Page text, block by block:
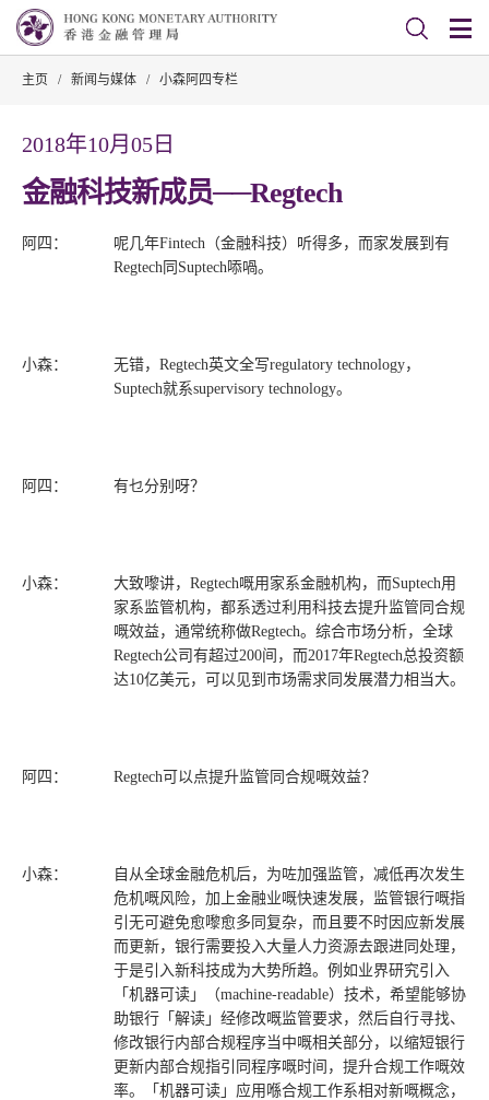
主页 / 新闻与媒体 / 小森阿四专栏
2018年10月05日
金融科技新成员──Regtech
阿四：
呢几年Fintech（金融科技）听得多，而家发展到有
Regtech同Suptech㖭喎。
小森：
无错，Regtech英文全写regulatory technology，
Suptech就系supervisory technology。
阿四： 有乜分别呀？
小森：
大致嚟讲，Regtech嘅用家系金融机构，而Suptech用
家系监管机构，都系透过利用科技去提升监管同合规
嘅效益，通常统称做Regtech。综合市场分析，全球
Regtech公司有超过200间，而2017年Regtech总投资额
达10亿美元，可以见到市场需求同发展潜力相当大。
阿四： Regtech可以点提升监管同合规嘅效益？
小森：
自从全球金融危机后，为咗加强监管，减低再次发生
危机嘅风险，加上金融业嘅快速发展，监管银行嘅指
引无可避免愈嚟愈多同复杂，而且要不时因应新发展
而更新，银行需要投入大量人力资源去跟进同处理，
于是引入新科技成为大势所趋。例如业界研究引入
「机器可读」（machine-readable）技术，希望能够协
助银行「解读」经修改嘅监管要求，然后自行寻找、
修改银行内部合规程序当中嘅相关部分，以缩短银行
更新内部合规指引同程序嘅时间，提升合规工作嘅效
率。「机器可读」应用喺合规工作系相对新嘅概念，